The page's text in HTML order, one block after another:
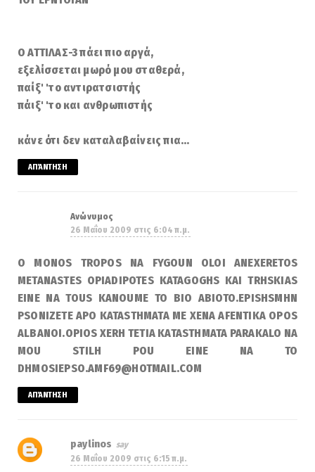
Ο ΑΤΤΙΛΑΣ-3 πάει πιο αργά,
εξελίσσεται μωρό μου σταθερά,
παίξ' 'το αντιρατσιστής
πάιξ' 'το και ανθρωπιστής
κάνε ότι δεν καταλαβαίνεις πια...
ΑΠΆΝΤΗΣΗ
Ανώνυμος
26 Μαΐου 2009 στις 6:04 π.μ.
O MONOS TROPOS NA FYGOUN OLOI ANEXERETOS
METANASTES OPIADIPOTES KATAGOGHS KAI TRHSKIAS
EINE NA TOUS KANOUME TO BIO ABIOTO.EPISHSMHN
PSONIZETE APO KATASTHMATA ME XENA AFENTIKA OPOS
ALBANOI.OPIOS XERH TETIA KATASTHMATA PARAKALO NA
MOU STILH POU EINE NA TO
DHMOSIEPSO.AMF69@HOTMAIL.COM
ΑΠΆΝΤΗΣΗ
paylinos
26 Μαΐου 2009 στις 6:15 π.μ.